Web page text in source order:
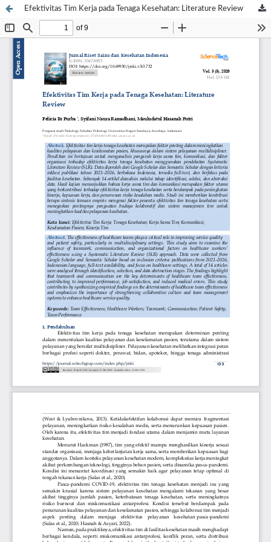
Efektivitas Tim Kerja pada Tenaga Kesehatan: Literature Review